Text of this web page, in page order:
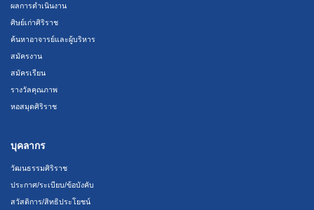
ผลการดำเนินงาน
ศิษย์เก่าศิริราช
ค้นหาอาจารย์และผู้บริหาร
สมัครงาน
สมัครเรียน
รางวัลคุณภาพ
หอสมุดศิริราช
บุคลากร
วัฒนธรรมศิริราช
ประกาศ/ระเบียบ/ข้อบังคับ
สวัสดิการ/สิทธิประโยชน์